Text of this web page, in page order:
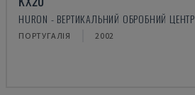
HURON - ВЕРТИКАЛЬНИЙ ОБРОБНИЙ ЦЕНТР
ПОРТУГАЛІЯ 2002